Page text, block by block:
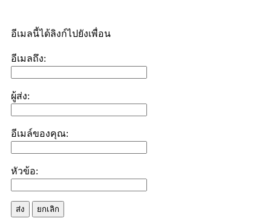
อีเมลนี้ได้ลิงก์ไปยังเพื่อน
อีเมลถึง:
ผู้ส่ง:
อีเมล์ของคุณ:
หัวข้อ:
ส่ง ยกเลิก